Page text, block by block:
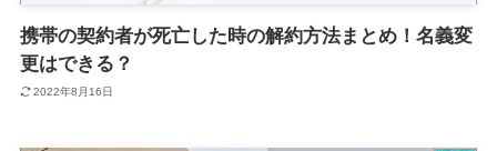
携帯の契約者が死亡した時の解約方法まとめ！名義変
更はできる？
2022年8月16日